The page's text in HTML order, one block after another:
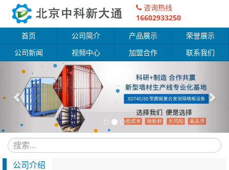
咨询热线
16602933250
首页
公司简介 产品展示
荣誉展示
公司新闻
视频中心 加盟合作 联系我们
Previous
公司介绍